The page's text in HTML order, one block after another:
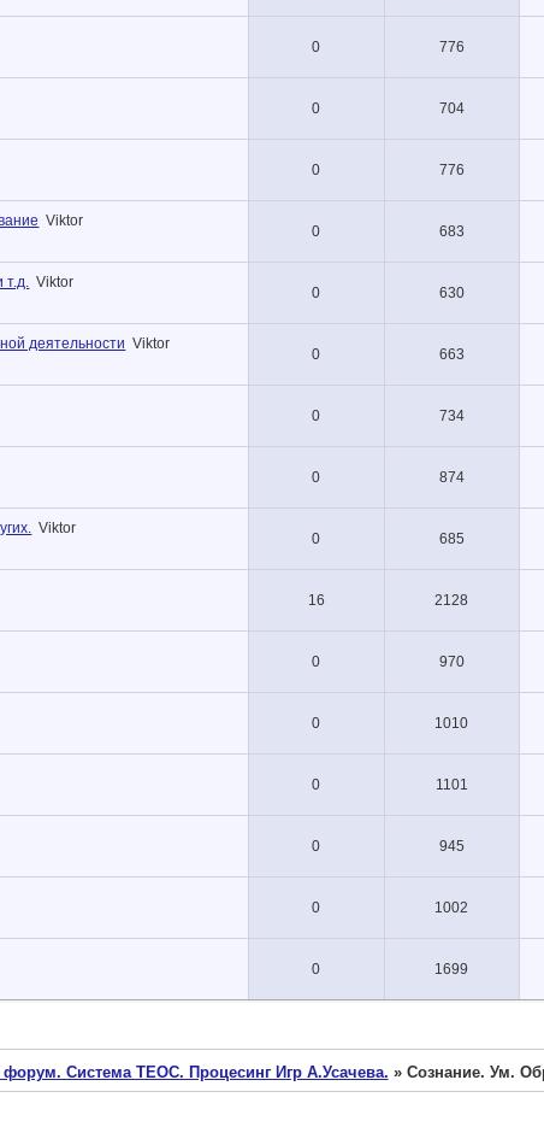
0 776
0 704
0 776
Viktor
0 683
Viktor
0 630
деятельности Viktor
0 663
0 734
0 874
Viktor
0 685
16 2128
0 970
0 1010
0 1101
0 945
0 1002
0 1699
Система ТЕОС. Процесинг Игр А.Усачева. » Сознание. Ум.